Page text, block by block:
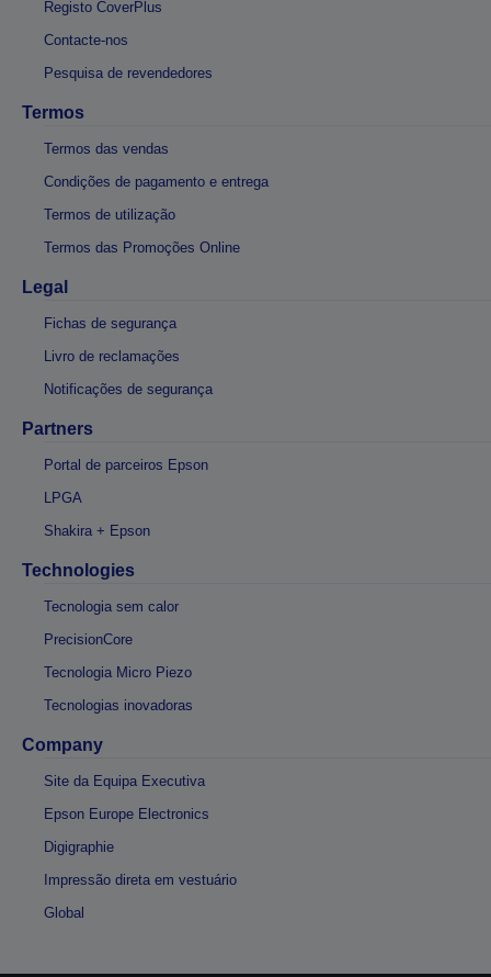
Registo CoverPlus
Contacte-nos
Pesquisa de revendedores
Termos
Termos das vendas
Condições de pagamento e entrega
Termos de utilização
Termos das Promoções Online
Legal
Fichas de segurança
Livro de reclamações
Notificações de segurança
Partners
Portal de parceiros Epson
LPGA
Shakira + Epson
Technologies
Tecnologia sem calor
PrecisionCore
Tecnologia Micro Piezo
Tecnologias inovadoras
Company
Site da Equipa Executiva
Epson Europe Electronics
Digigraphie
Impressão direta em vestuário
Global